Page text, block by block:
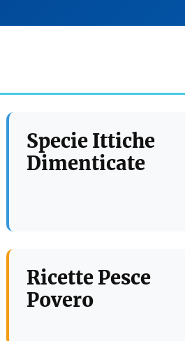
Specie Ittiche
Dimenticate
Ricette Pesce
Povero